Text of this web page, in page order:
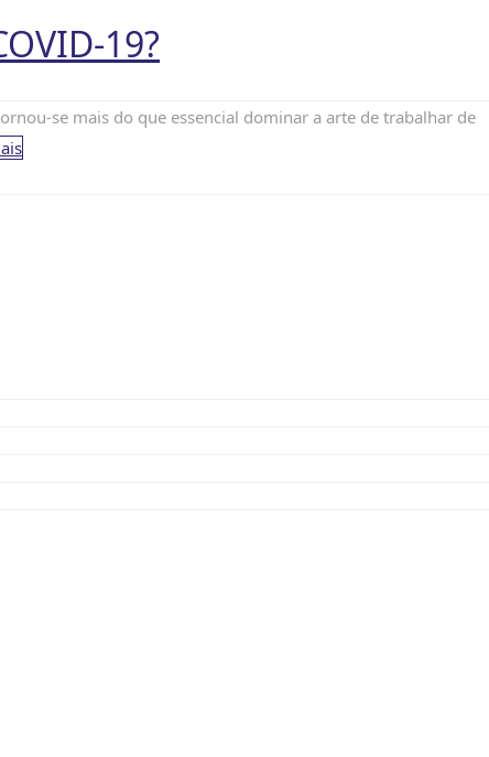
19?
se mais do que essencial dominar a arte de trabalhar de